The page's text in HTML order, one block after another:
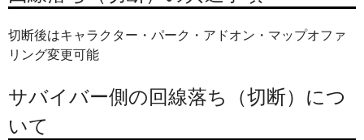
切断後はキャラクター・パーク・アドオン・マップオファ
リング変更可能
サバイバー側の回線落ち（切断）につ
いて